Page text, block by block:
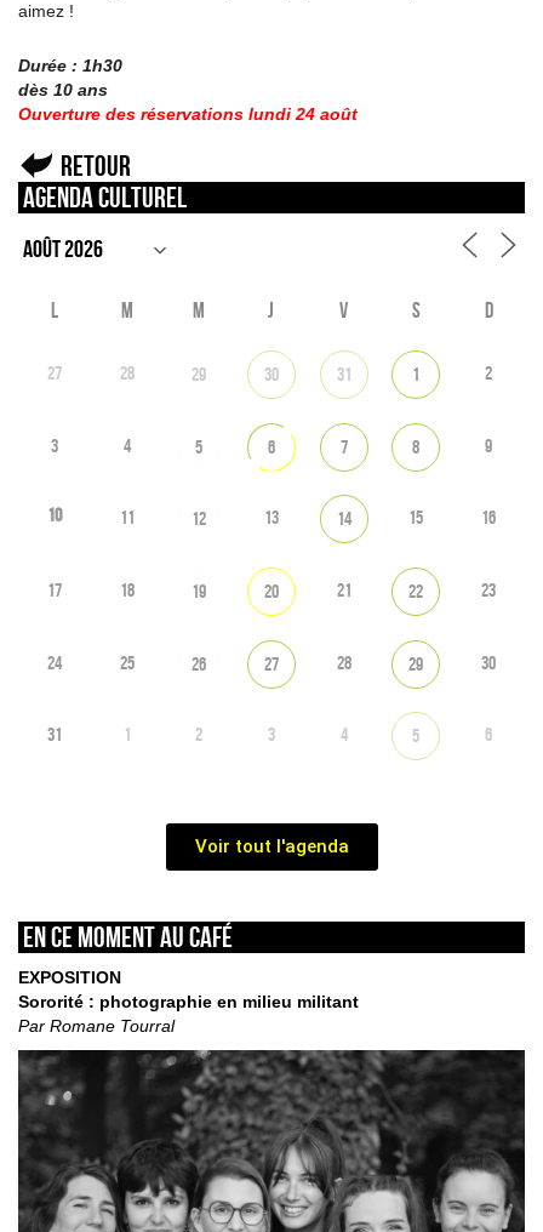
aimez !
Durée : 1h30
dès 10 ans
Ouverture des réservations lundi 24 août
Retour
Agenda culturel
L M M J V S D
27 28 29 30 31 1 2
3 4 5 6 7 8 9
10 11 12 13 14 15 16
17 18 19 20 21 22 23
24 25 26 27 28 29 30
31 1 2 3 4 5 6
Voir tout l'agenda
En ce moment au café
EXPOSITION
Sororité : photographie en milieu militant
Par Romane Tourral